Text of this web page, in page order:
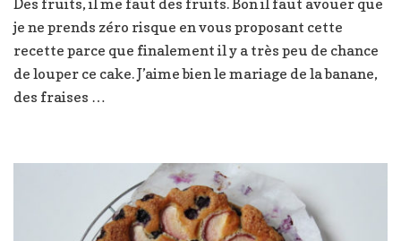
aux
bananes,
fraises
et
myrtilles
je ne prends zéro risque en vous proposant cette
recette parce que finalement il y a très peu de chance
de louper ce cake. J’aime bien le mariage de la banane,
des fraises …